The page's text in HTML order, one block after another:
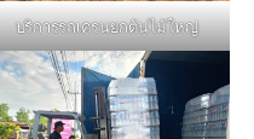
บริการรถเครนยกต้นไม้ใหญ่